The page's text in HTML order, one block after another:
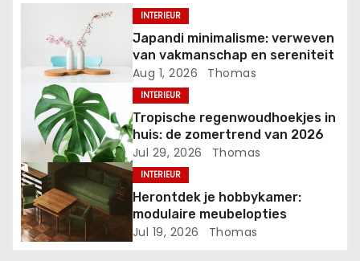
g
t
i
INTERIEUR
Japandi minimalisme: verweven
van vakmanschap en sereniteit
Aug 1, 2026 Thomas
INTERIEUR
Tropische regenwoudhoekjes in
huis: de zomertrend van 2026
Jul 29, 2026 Thomas
INTERIEUR
Herontdek je hobbykamer:
modulaire meubelopties
Jul 19, 2026 Thomas